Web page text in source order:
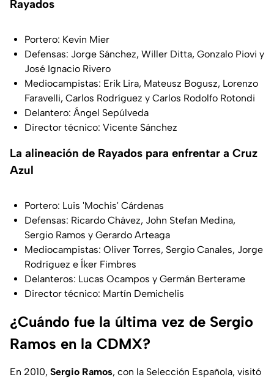
Rayados
Portero: Kevin Mier
Defensas: Jorge Sánchez, Willer Ditta, Gonzalo Piovi y
José Ignacio Rivero
Mediocampistas: Erik Lira, Mateusz Bogusz, Lorenzo
Faravelli, Carlos Rodríguez y Carlos Rodolfo Rotondi
Delantero: Ángel Sepúlveda
Director técnico: Vicente Sánchez
La alineación de Rayados para enfrentar a Cruz
Azul
Portero: Luis 'Mochis' Cárdenas
Defensas: Ricardo Chávez, John Stefan Medina,
Sergio Ramos y Gerardo Arteaga
Mediocampistas: Oliver Torres, Sergio Canales, Jorge
Rodríguez e Íker Fimbres
Delanteros: Lucas Ocampos y Germán Berterame
Director técnico: Martín Demichelis
¿Cuándo fue la última vez de Sergio
Ramos en la CDMX?
En 2010, Sergio Ramos, con la Selección Española, visitó